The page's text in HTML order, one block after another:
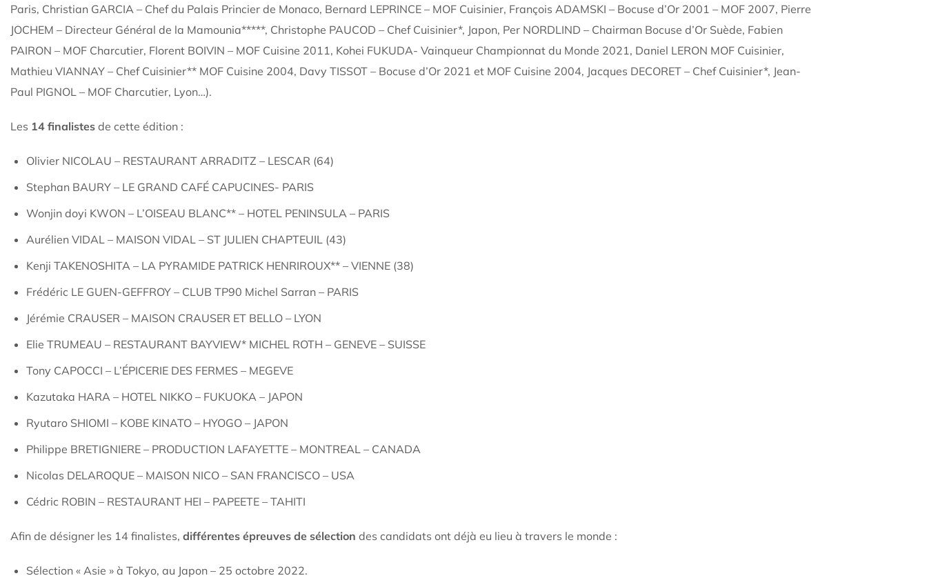
Paris, Christian GARCIA – Chef du Palais Princier de Monaco, Bernard LEPRINCE – MOF Cuisinier, François ADAMSKI – Bocuse d’Or 2001 – MOF 2007, Pierre
JOCHEM – Directeur Général de la Mamounia*****, Christophe PAUCOD – Chef Cuisinier*, Japon, Per NORDLIND – Chairman Bocuse d’Or Suède, Fabien
PAIRON – MOF Charcutier, Florent BOIVIN – MOF Cuisine 2011, Kohei FUKUDA- Vainqueur Championnat du Monde 2021, Daniel LERON MOF Cuisinier,
Mathieu VIANNAY – Chef Cuisinier** MOF Cuisine 2004, Davy TISSOT – Bocuse d’Or 2021 et MOF Cuisine 2004, Jacques DECORET – Chef Cuisinier*, Jean-
Paul PIGNOL – MOF Charcutier, Lyon…).
Les 14 finalistes de cette édition :
Olivier NICOLAU – RESTAURANT ARRADITZ – LESCAR (64)
Stephan BAURY – LE GRAND CAFÉ CAPUCINES- PARIS
Wonjin doyi KWON – L’OISEAU BLANC** – HOTEL PENINSULA – PARIS
Aurélien VIDAL – MAISON VIDAL – ST JULIEN CHAPTEUIL (43)
Kenji TAKENOSHITA – LA PYRAMIDE PATRICK HENRIROUX** – VIENNE (38)
Frédéric LE GUEN-GEFFROY – CLUB TP90 Michel Sarran – PARIS
Jérémie CRAUSER – MAISON CRAUSER ET BELLO – LYON
Elie TRUMEAU – RESTAURANT BAYVIEW* MICHEL ROTH – GENEVE – SUISSE
Tony CAPOCCI – L’ÉPICERIE DES FERMES – MEGEVE
Kazutaka HARA – HOTEL NIKKO – FUKUOKA – JAPON
Ryutaro SHIOMI – KOBE KINATO – HYOGO – JAPON
Philippe BRETIGNIERE – PRODUCTION LAFAYETTE – MONTREAL – CANADA
Nicolas DELAROQUE – MAISON NICO – SAN FRANCISCO – USA
Cédric ROBIN – RESTAURANT HEI – PAPEETE – TAHITI
Afin de désigner les 14 finalistes, différentes épreuves de sélection des candidats ont déjà eu lieu à travers le monde :
Sélection « Asie » à Tokyo, au Japon – 25 octobre 2022.